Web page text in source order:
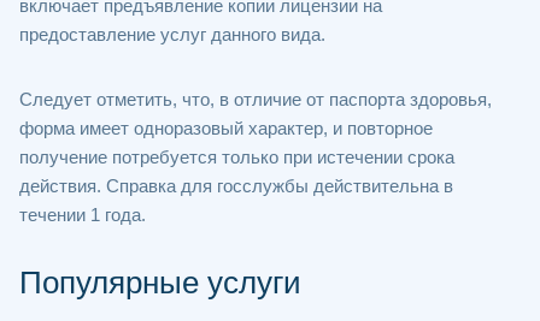
включает предъявление копии лицензии на
предоставление услуг данного вида.
Следует отметить, что, в отличие от паспорта здоровья,
форма имеет одноразовый характер, и повторное
получение потребуется только при истечении срока
действия. Справка для госслужбы действительна в
течении 1 года.
Популярные услуги